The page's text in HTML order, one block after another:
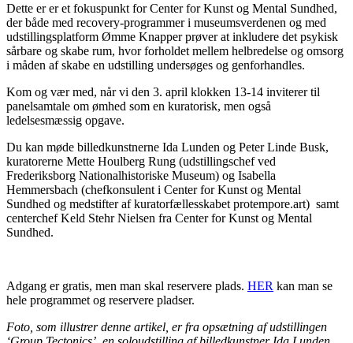
Dette er er et fokuspunkt for Center for Kunst og Mental Sundhed,
der både med recovery-programmer i museumsverdenen og med
udstillingsplatform Ømme Knapper prøver at inkludere det psykisk
sårbare og skabe rum, hvor forholdet mellem helbredelse og omsorg
i måden af skabe en udstilling undersøges og genforhandles.
Kom og vær med, når vi den 3. april klokken 13-14 inviterer til
panelsamtale om ømhed som en kuratorisk, men også
ledelsesmæssig opgave.
Du kan møde billedkunstnerne Ida Lunden og Peter Linde Busk,
kuratorerne Mette Houlberg Rung (udstillingschef ved
Frederiksborg Nationalhistoriske Museum) og Isabella
Hemmersbach (chefkonsulent i Center for Kunst og Mental
Sundhed og medstifter af kuratorfællesskabet protempore.art) samt
centerchef Keld Stehr Nielsen fra Center for Kunst og Mental
Sundhed.
Adgang er gratis, men man skal reservere plads. HER kan man se
hele programmet og reservere pladser.
Foto, som illustrer denne artikel, er fra opsætning af udstillingen